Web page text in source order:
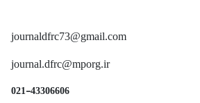
journaldfrc73@gmail.com
journal.dfrc@mporg.ir
021-43306606